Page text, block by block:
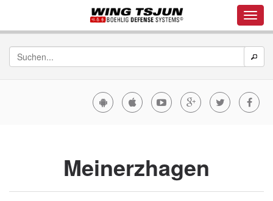
Meinerzhagen